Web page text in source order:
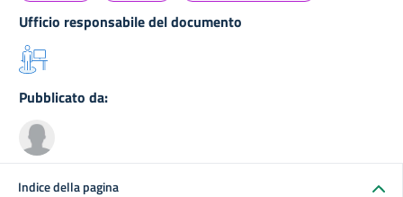
Ufficio responsabile del documento
Pubblicato da:
Indice della pagina